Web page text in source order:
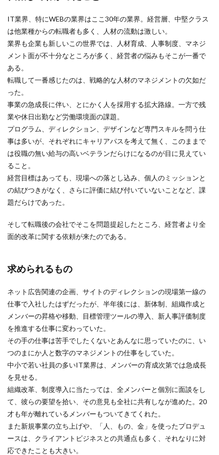
IT業界、特にWEBの業界はここ30年の業界。経営層、中堅クラス
は他業種からの転職者も多く、人材の流動は激しい。
業界も企業も新しいこの世界では、人材育成、人事制度、マネジ
メント面が不十分なところが多く、経営者の悩みもそこが一番で
ある。
転職して一番感じたのは、戦略的な人材のマネジメントの欠如だ
った。
事業の急成長に伴い、とにかく人を採用する拡大路線。一方で残
業や休日出勤など労働環境面の課題。
プログラム、ディレクション、デザインなど専門スキルを問う仕
事は多いが、それぞれにキャリアパスを考えて無く、このままで
は役職の無い給与の高いベテランだらけになるのが目に見えてい
ること。
経営目標はあっても、現場への落とし込み、個人のミッションと
の結びつきがなく、さらに評価に結び付いていないことなど、課
題だらけであった。
そして転職後の会社でそこを問題提起したところ、経営者より全
面的改革に関する依頼が来たのである。
求められるもの
ネット広告関連の企画、サイトのディレクションの現場第一線の
仕事で入社したはずだったが、半年後には、新体制、組織作成と
メンバーの昇格や移動、目標管理ツールの導入、新人事評価制度
を推進する仕事に変わっていた。
その手の仕事は苦手でしたくないとあんなに思っていたのに、い
つのまにか人と数字のマネジメントの仕事をしていた。
中小で若い社員の多いIT業界は、メンバーの育成次第では急成長
を見せる。
組織改革、制度導入に当たっては、全メンバーと個別に面談をし
て、彼らの要望を拾い、その意見も全社に共有しなが進めた。20
才も年が離れているメンバーもついてきてくれた。
また新規事業の立ち上げや、「人、もの、金」を使ったプロデュ
ースは、クライアントビジネスとの共通点も多く、それなりに対
応できたことも大きい。